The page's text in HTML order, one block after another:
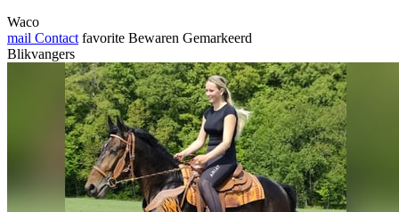
Waco
mail Contact favorite Bewaren Gemarkeerd
Blikvangers